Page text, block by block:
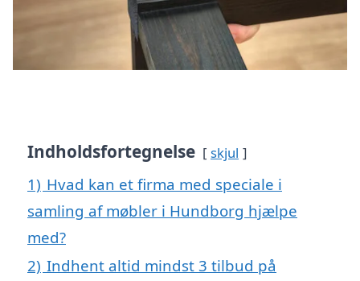
Indholdsfortegnelse skjul
1) Hvad kan et firma med speciale i
samling af møbler i Hundborg hjælpe
med?
2) Indhent altid mindst 3 tilbud på